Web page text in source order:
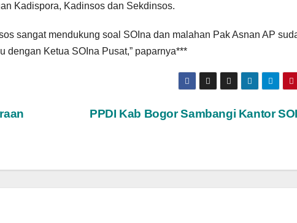
Kadispora, Kadinsos dan Sekdinsos.
sangat mendukung soal SOIna dan malahan Pak Asnan AP
dengan Ketua SOIna Pusat,” paparnya***
PPDI Kab Bogor Sambangi Kantor